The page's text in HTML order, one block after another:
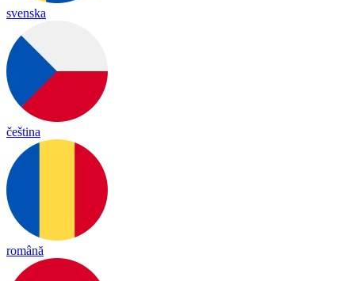
svenska
čeština
română